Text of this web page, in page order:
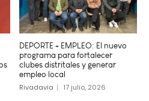
DEPORTE + EMPLEO: El nuevo
programa para fortalecer
clubes distritales y generar
empleo local
Rivadavia 17 julio, 2026